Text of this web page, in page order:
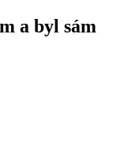
a byl sám